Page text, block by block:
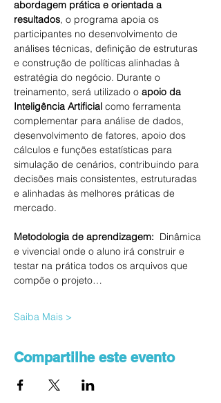
abordagem prática e orientada a
resultados, o programa apoia os
participantes no desenvolvimento de
análises técnicas, definição de estruturas
e construção de políticas alinhadas à
estratégia do negócio. Durante o
treinamento, será utilizado o apoio da
Inteligência Artificial como ferramenta
complementar para análise de dados,
desenvolvimento de fatores, apoio dos
cálculos e funções estatísticas para
simulação de cenários, contribuindo para
decisões mais consistentes, estruturadas
e alinhadas às melhores práticas de
mercado.
Metodologia de aprendizagem: Dinâmica
e vivencial onde o aluno irá construir e
testar na prática todos os arquivos que
compõe o projeto…
Saiba Mais >
Compartilhe este evento